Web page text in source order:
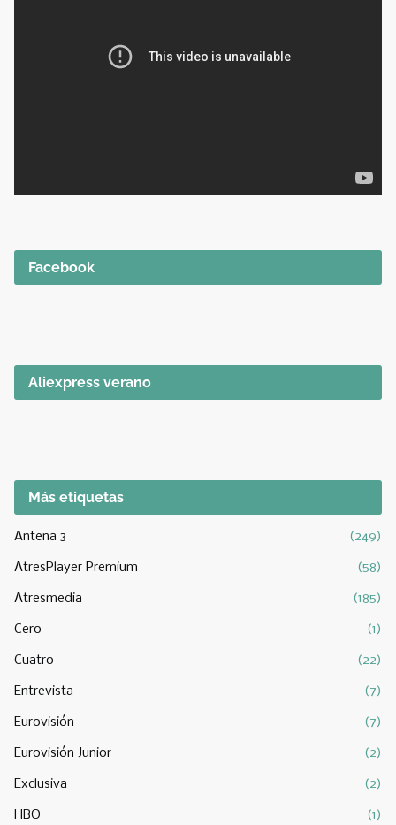
Facebook
Aliexpress verano
Más etiquetas
Antena 3 (249)
AtresPlayer Premium (58)
Atresmedia (185)
Cero (1)
Cuatro (22)
Entrevista (7)
Eurovisión (7)
Eurovisión Junior (2)
Exclusiva (2)
HBO (1)